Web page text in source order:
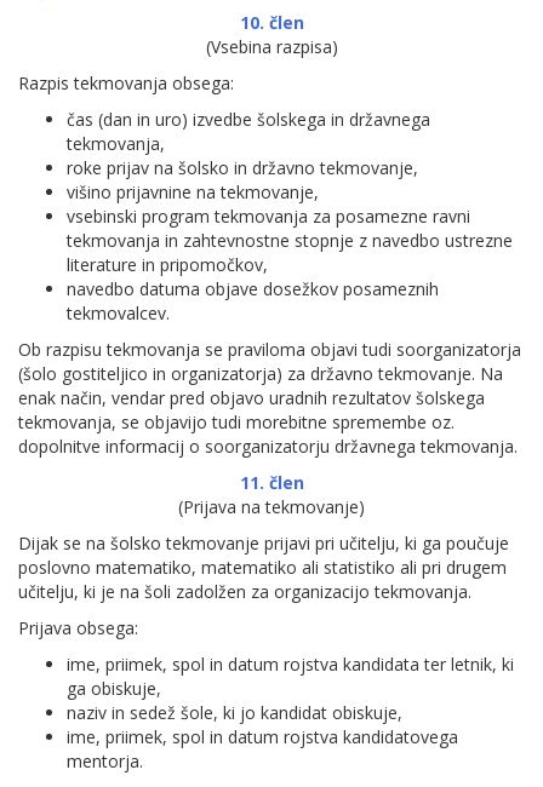
10. člen
(Vsebina razpisa)
Razpis tekmovanja obsega:
čas (dan in uro) izvedbe šolskega in državnega
tekmovanja,
roke prijav na šolsko in državno tekmovanje,
višino prijavnine na tekmovanje,
vsebinski program tekmovanja za posamezne ravni
tekmovanja in zahtevnostne stopnje z navedbo ustrezne
literature in pripomočkov,
navedbo datuma objave dosežkov posameznih
tekmovalcev.
Ob razpisu tekmovanja se praviloma objavi tudi soorganizatorja
(šolo gostiteljico in organizatorja) za državno tekmovanje. Na
enak način, vendar pred objavo uradnih rezultatov šolskega
tekmovanja, se objavijo tudi morebitne spremembe oz.
dopolnitve informacij o soorganizatorju državnega tekmovanja.
11. člen
(Prijava na tekmovanje)
Dijak se na šolsko tekmovanje prijavi pri učitelju, ki ga poučuje
poslovno matematiko, matematiko ali statistiko ali pri drugem
učitelju, ki je na šoli zadolžen za organizacijo tekmovanja.
Prijava obsega:
ime, priimek, spol in datum rojstva kandidata ter letnik, ki
ga obiskuje,
naziv in sedež šole, ki jo kandidat obiskuje,
ime, priimek, spol in datum rojstva kandidatovega
mentorja.